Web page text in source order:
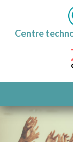
Centre
AU
CONTENU